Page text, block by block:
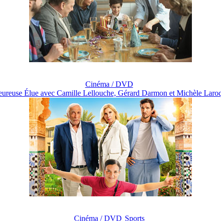
Cinéma / DVD
Élue avec Camille Lellouche, Gérard Darmon et Michèle
Cinéma / DVD Sports